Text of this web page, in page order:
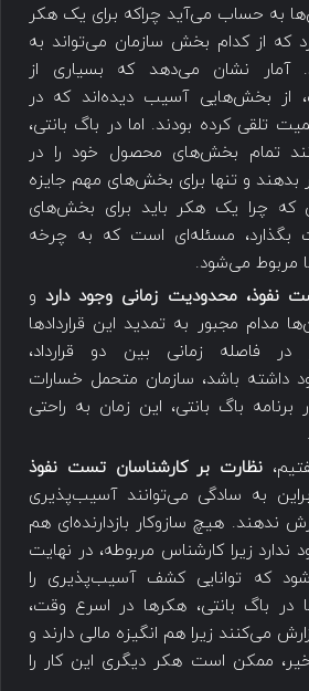
به حساب می‌آید چراکه برای یک هکر
که از کدام بخش سازمان می‌تواند به
آمار نشان می‌دهد که بسیاری از
از بخش‌هایی آسیب دیده‌اند که در
تلقی کرده بودند. اما در باگ بانتی،
تمام بخش‌های محصول خود را در
بدهند و تنها برای بخش‌های مهم جایزه
که چرا یک هکر باید برای بخش‌های
بگذارد، مسئله‌ای است که به چرخه
مربوط می‌شود.
نفوذ، محدودیت زمانی وجود داردو
مدام مجبور به تمدید این قراردادها
فاصله زمانی بین دو قرارداد،
داشته باشد، سازمان متحمل خسارات
باگ بانتی، این زمان به راحتی
نظارت بر کارشناسان تست نفوذ
به سادگی می‌توانند آسیب‌پذیری
ندهند. هیچ سازوکار بازدارنده‌ای هم
ندارد زیرا کارشناس مربوطه، در نهایت
که توانایی کشف آسیب‌پذیری را
در باگ بانتی، هکرها در اسرع وقت،
می‌کنند زیرا هم انگیزه مالی دارند و
ممکن است هکر دیگری این کار را